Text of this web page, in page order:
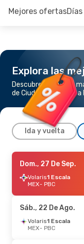
Mejores ofertas
Explora las
Descubre los vuelos
de Ciudad de México a
Ida y vuelta
Mié., 21 De Oct.-
Volaris1 Escala
MEX- PBC
PBC- MEX
Sáb., 22 De Ago.
Dom., 27 De Sep.
Volaris1 Escala
MEX- PBC
Sáb., 22 De Ago.
Volaris1 Escala
MEX- PBC